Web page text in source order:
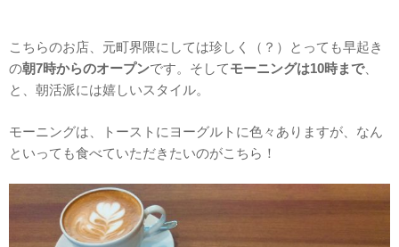
こちらのお店、元町界隈にしては珍しく（？）とっても早起き
の朝7時からのオープンです。そしてモーニングは10時まで、
と、朝活派には嬉しいスタイル。
モーニングは、トーストにヨーグルトに色々ありますが、なん
といっても食べていただきたいのがこちら！